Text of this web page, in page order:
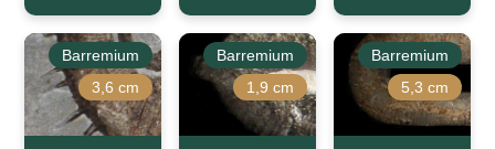
Barremium
3,6 cm
Barremium
1,9 cm
Barremium
5,3 cm